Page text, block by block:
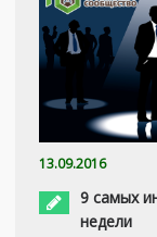
13.09.2016
9 самых
недели